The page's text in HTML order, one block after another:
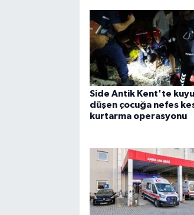
Side Antik Kent'te
düşen çocuğa nefes
kurtarma operasyonu